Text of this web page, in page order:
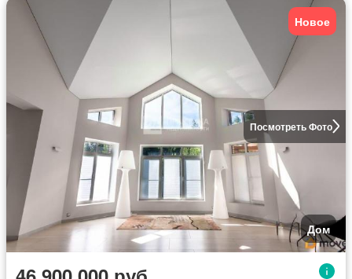
Посмотреть Фото
Новое
Дом